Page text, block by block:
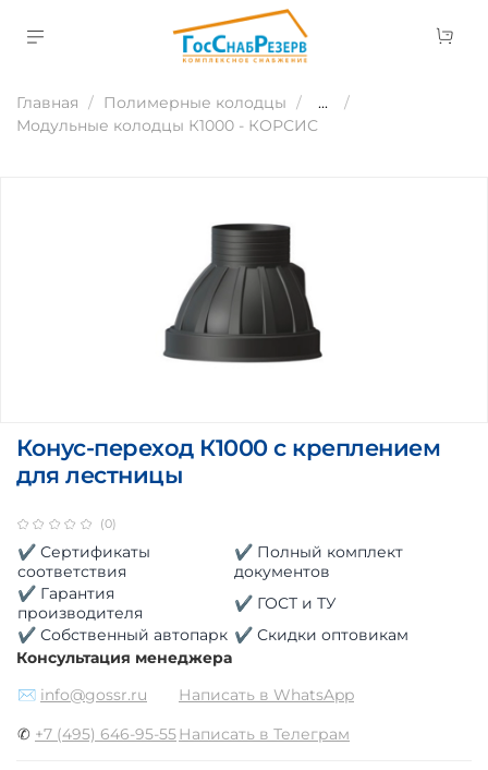
Главная Полимерные колодцы
...
Модульные колодцы К1000 - КОРСИС
(0)
Конус-переход К1000 с креплением
для лестницы
✔ Сертификаты
соответствия
✔ Полный комплект
документов
✔ Гарантия
производителя
✔ ГОСТ и ТУ
✔ Собственный автопарк ✔ Скидки оптовикам
Консультация менеджера
✉ info@gossr.ru
Написать в WhatsApp
✆ +7 (495) 646-95-55Написать в Телеграм